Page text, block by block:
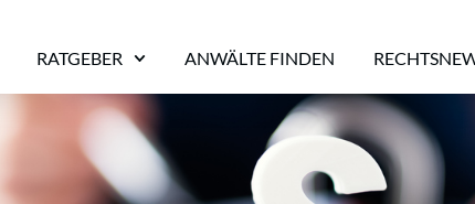
RATGEBER ANWÄLTE FINDEN